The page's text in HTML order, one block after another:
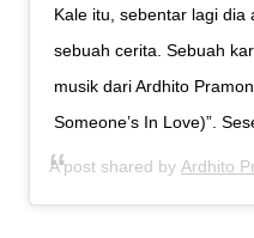
Kale itu, sebentar lagi dia
sebuah cerita. Sebuah
musik dari Ardhito
Someone’s In Love)”.
A post shared by Ardhito